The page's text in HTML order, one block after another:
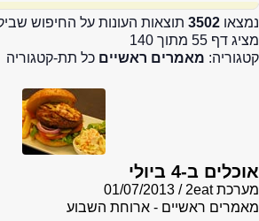
נמצאו 3502 תוצאות העונות על החיפוש
מציג דף 55 מתוך 140
קטגוריה: מאמרים ראשיים כל תת-קטגוריה
אוכלים ב-4 ביולי
מערכת 2eat
01/07/2013
מאמרים ראשיים - ארוחת השבוע